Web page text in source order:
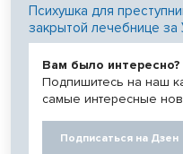
Психушка для
закрытой лечебнице за
Вам было интересно?
Подпишитесь на наш
самые интересные
Подписаться на Дзен